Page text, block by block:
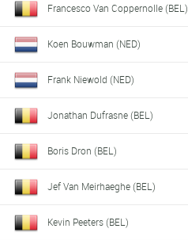
Francesco Van Coppernolle (BEL)
Koen Bouwman (NED)
Frank Niewold (NED)
Jonathan Dufrasne (BEL)
Boris Dron (BEL)
Jef Van Meirhaeghe (BEL)
Kevin Peeters (BEL)